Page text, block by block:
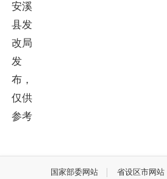
安溪
县发
改局
发
布，
仅供
参考
国家部委网站 省设区市网站